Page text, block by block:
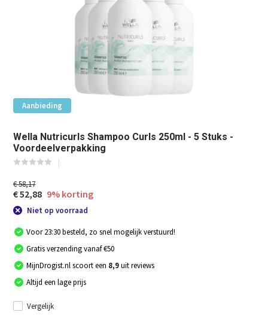
Aanbieding
Wella Nutricurls Shampoo Curls 250ml - 5 Stuks -
Voordeelverpakking
€ 58,17
€ 52,88 9% korting
Niet op voorraad
Voor 23:30 besteld, zo snel mogelijk verstuurd!
Gratis verzending vanaf €50
MijnDrogist.nl scoort een 8,9uit reviews
Altijd een lage prijs
Vergelijk